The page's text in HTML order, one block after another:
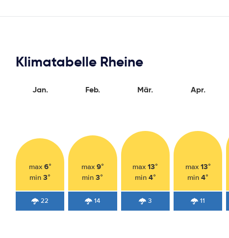
Klimatabelle Rheine
Jan.
max 6°
min3°
22
Feb.
max 9°
min3°
14
Mär.
max13°
min 4°
3
Apr.
max 13°
min4°
11